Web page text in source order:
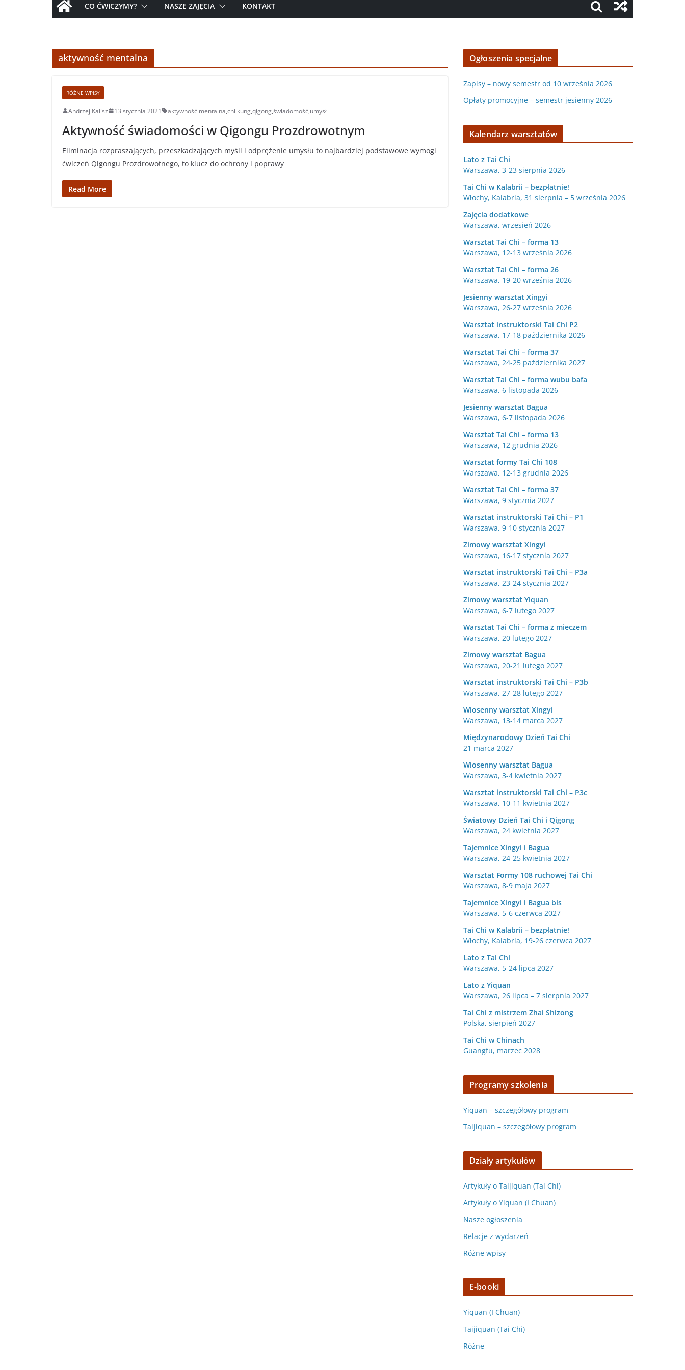
CO ĆWICZYMY? NASZE ZAJĘCIA KONTAKT
aktywność mentalna
RÓŻNE WPISY
Andrzej Kalisz 13 stycznia 2021 aktywność mentalna,chi kung,qigong,świadomość,umysł
Aktywność świadomości w Qigongu Prozdrowotnym
Eliminacja rozpraszających, przeszkadzających myśli i odprężenie umysłu to najbardziej podstawowe wymogi
ćwiczeń Qigongu Prozdrowotnego, to klucz do ochrony i poprawy
Read More
Ogłoszenia specjalne
Zapisy – nowy semestr od 10 września 2026
Opłaty promocyjne – semestr jesienny 2026
Kalendarz warsztatów
Lato z Tai Chi
Warszawa, 3-23 sierpnia 2026
Tai Chi w Kalabrii – bezpłatnie!
Włochy, Kalabria, 31 sierpnia – 5 września 2026
Zajęcia dodatkowe
Warszawa, wrzesień 2026
Warsztat Tai Chi – forma 13
Warszawa, 12-13 września 2026
Warsztat Tai Chi – forma 26
Warszawa, 19-20 września 2026
Jesienny warsztat Xingyi
Warszawa, 26-27 września 2026
Warsztat instruktorski Tai Chi P2
Warszawa, 17-18 października 2026
Warsztat Tai Chi – forma 37
Warszawa, 24-25 października 2027
Warsztat Tai Chi – forma wubu bafa
Warszawa, 6 listopada 2026
Jesienny warsztat Bagua
Warszawa, 6-7 listopada 2026
Warsztat Tai Chi – forma 13
Warszawa, 12 grudnia 2026
Warsztat formy Tai Chi 108
Warszawa, 12-13 grudnia 2026
Warsztat Tai Chi – forma 37
Warszawa, 9 stycznia 2027
Warsztat instruktorski Tai Chi – P1
Warszawa, 9-10 stycznia 2027
Zimowy warsztat Xingyi
Warszawa, 16-17 stycznia 2027
Warsztat instruktorski Tai Chi – P3a
Warszawa, 23-24 stycznia 2027
Zimowy warsztat Yiquan
Warszawa, 6-7 lutego 2027
Warsztat Tai Chi – forma z mieczem
Warszawa, 20 lutego 2027
Zimowy warsztat Bagua
Warszawa, 20-21 lutego 2027
Warsztat instruktorski Tai Chi – P3b
Warszawa, 27-28 lutego 2027
Wiosenny warsztat Xingyi
Warszawa, 13-14 marca 2027
Międzynarodowy Dzień Tai Chi
21 marca 2027
Wiosenny warsztat Bagua
Warszawa, 3-4 kwietnia 2027
Warsztat instruktorski Tai Chi – P3c
Warszawa, 10-11 kwietnia 2027
Światowy Dzień Tai Chi i Qigong
Warszawa, 24 kwietnia 2027
Tajemnice Xingyi i Bagua
Warszawa, 24-25 kwietnia 2027
Warsztat Formy 108 ruchowej Tai Chi
Warszawa, 8-9 maja 2027
Tajemnice Xingyi i Bagua bis
Warszawa, 5-6 czerwca 2027
Tai Chi w Kalabrii – bezpłatnie!
Włochy, Kalabria, 19-26 czerwca 2027
Lato z Tai Chi
Warszawa, 5-24 lipca 2027
Lato z Yiquan
Warszawa, 26 lipca – 7 sierpnia 2027
Tai Chi z mistrzem Zhai Shizong
Polska, sierpień 2027
Tai Chi wChinach
Guangfu, marzec 2028
Programy szkolenia
Yiquan – szczegółowy program
Taijiquan – szczegółowy program
Działy artykułów
Artykuły o Taijiquan (Tai Chi)
Artykuły o Yiquan (I Chuan)
Nasze ogłoszenia
Relacje z wydarzeń
Różne wpisy
E-booki
Yiquan (I Chuan)
Taijiquan (Tai Chi)
Różne